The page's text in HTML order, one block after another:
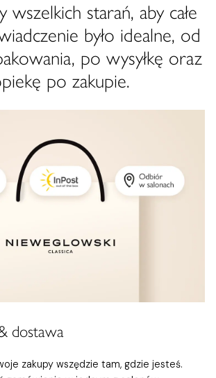
wszelkich starań, aby całe
było idealne, od
po wysyłkę oraz
po zakupie.
dostawa
zakupy wszędzie tam, gdzie jesteś.